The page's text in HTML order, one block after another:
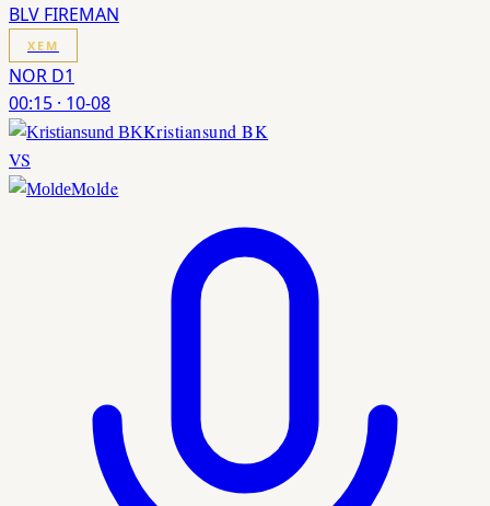
BLV FIREMAN
XEM
NOR D1
00:15 · 10-08
Kristiansund BK
VS
Molde